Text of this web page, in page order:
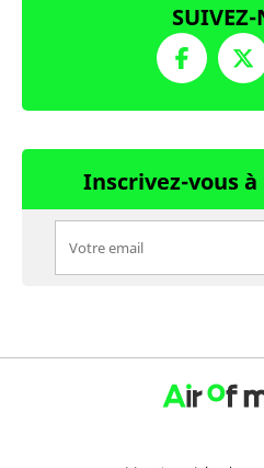
SUIVEZ-
Inscrivez-vous